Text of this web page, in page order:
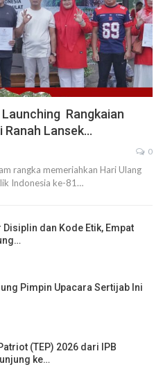
Rangkaian
Ranah Lansek…
0
rangka memeriahkan Hari Ulang
Indonesia ke-81…
Disiplin dan Kode Etik, Empat
Pimpin Upacara Sertijab Ini
(TEP) 2026 dari IPB
ke…